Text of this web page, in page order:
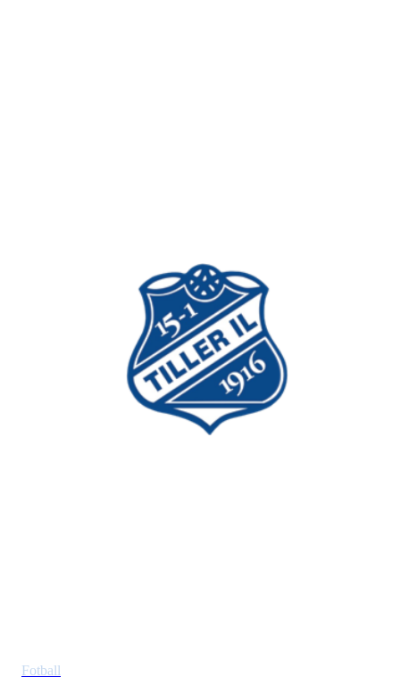
Fotball